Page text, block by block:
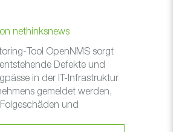
nethinksnews
Tool OpenNMS sorgt
Defekte und
in der IT-Infrastruktur
gemeldet werden,
und